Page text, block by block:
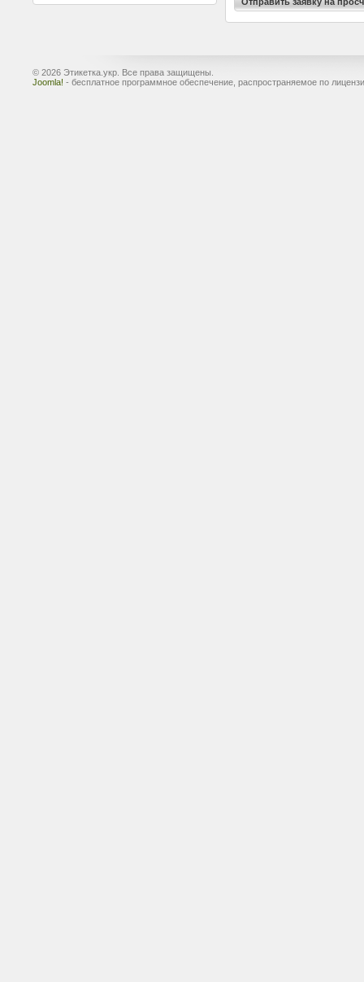
© 2026 Этикетка.укр. Все права защищены.
Joomla! - бесплатное программное обеспечение, распространяемое по